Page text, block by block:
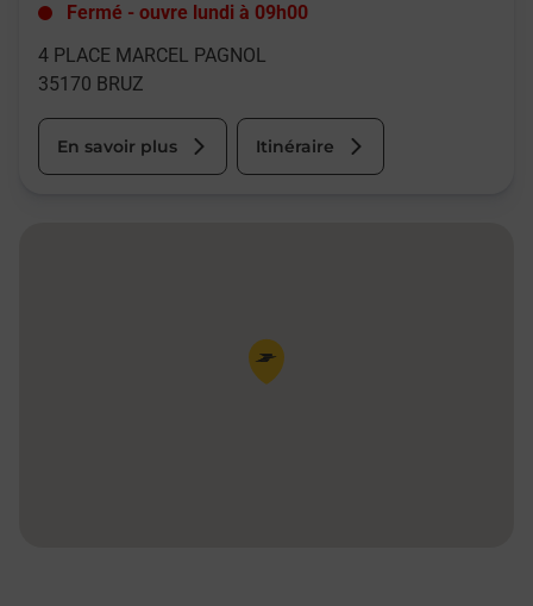
Fermé - ouvre lundi à 09h00
4 PLACE MARCEL PAGNOL
35170 BRUZ
En savoir plus Itinéraire
Pin de la carte